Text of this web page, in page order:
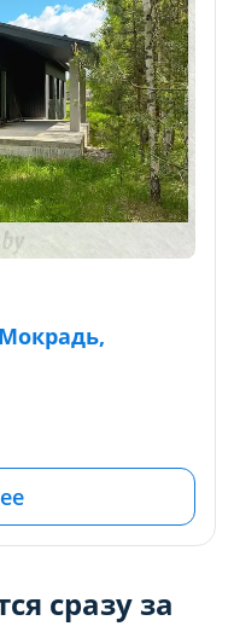
сразу за